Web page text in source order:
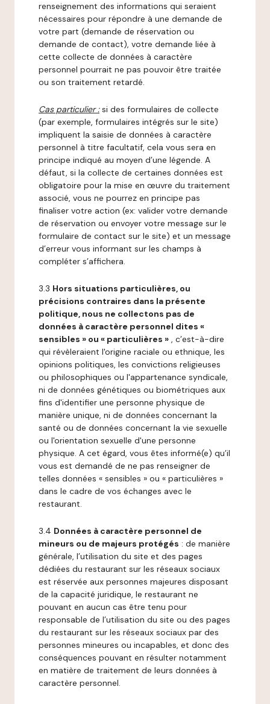
renseignement des informations qui seraient
nécessaires pour répondre à une demande de
votre part (demande de réservation ou
demande de contact), votre demande liée à
cette collecte de données à caractère
personnel pourrait ne pas pouvoir être traitée
ou son traitement retardé.
Cas particulier : si des formulaires de collecte
(par exemple, formulaires intégrés sur le site)
impliquent la saisie de données à caractère
personnel à titre facultatif, cela vous sera en
principe indiqué au moyen d’une légende. A
défaut, si la collecte de certaines données est
obligatoire pour la mise en œuvre du traitement
associé, vous ne pourrez en principe pas
finaliser votre action (ex: valider votre demande
de réservation ou envoyer votre message sur le
formulaire de contact sur le site) et un message
d’erreur vous informant sur les champs à
compléter s’affichera.
3.3 Hors situations particulières, ou
précisions contraires dans la présente
politique, nous ne collectons pas de
données à caractère personnel dites «
sensibles » ou « particulières » , c’est-à-dire
qui révèleraient l'origine raciale ou ethnique, les
opinions politiques, les convictions religieuses
ou philosophiques ou l'appartenance syndicale,
ni de données génétiques ou biométriques aux
fins d'identifier une personne physique de
manière unique, ni de données concernant la
santé ou de données concernant la vie sexuelle
ou l'orientation sexuelle d'une personne
physique. A cet égard, vous êtes informé(e) qu’il
vous est demandé de ne pas renseigner de
telles données « sensibles » ou « particulières »
dans le cadre de vos échanges avec le
restaurant.
3.4 Données à caractère personnel de
mineurs ou de majeurs protégés : de manière
générale, l’utilisation du site et des pages
dédiées du restaurant sur les réseaux sociaux
est réservée aux personnes majeures disposant
de la capacité juridique, le restaurant ne
pouvant en aucun cas être tenu pour
responsable de l’utilisation du site ou des pages
du restaurant sur les réseaux sociaux par des
personnes mineures ou incapables, et donc des
conséquences pouvant en résulter notamment
en matière de traitement de leurs données à
caractère personnel.